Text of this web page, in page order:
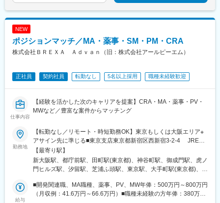
NEW
ポジションマッチ／MA・薬事・SM・PM・CRA
株式会社ＢＲＥＸＡ Ａｄｖａｎ（旧：株式会社アールピーエム）
正社員 契約社員 転勤なし 5名以上採用 職種未経験歓迎
仕事内容
【経験を活かした次のキャリアを提案】CRA・MA・薬事・PV・
MWなど／豊富な案件からマッチング
勤務地
【転勤なし／リモート・時短勤務OK】東京もしくは大阪エリア※
アサイン先に準じる■東京支店東京都新宿区西新宿3-2-4 JRE西
新宿テラス5F＜アクセス＞各線「新宿駅」南口より徒歩10分※地
下道「0-1」出口より徒歩1分＜クライアント先／東京都内＞港
区、千代田区、中央区、品川区、世田谷区、大田区、渋谷区、豊
タワー19F＜アクセス＞「新大阪駅」より徒歩4分＜クライアント
先／大阪府・兵庫県・京都府など＞大阪市北区、大阪市中央区、
【最寄り駅】
新大阪駅、都庁前駅、田町駅(東京都)、神谷町駅、御成門駅、虎ノ
門ヒルズ駅、汐留駅、芝浦ふ頭駅、東京駅、大手町駅(東京都)、築
蒲田駅、千駄ケ谷駅、恵比寿駅、池袋駅、大阪駅、心斎橋駅、神
戸三宮駅(阪神)、渡辺橋駅、本町駅、打出駅、大阪ビジネスパーク
給与
■開発関連職、MA職種、薬事、PV、MW年俸：500万円～800万円
（月収例：41.6万円～66.6万円）■職種未経験の方年俸：380万円